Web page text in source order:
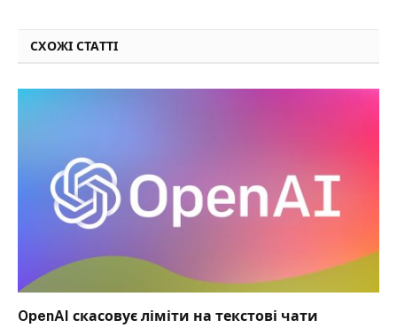
СХОЖІ СТАТТІ
OpenAI скасовує ліміти на текстові чати